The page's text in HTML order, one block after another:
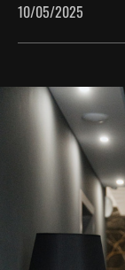
10/05/2025